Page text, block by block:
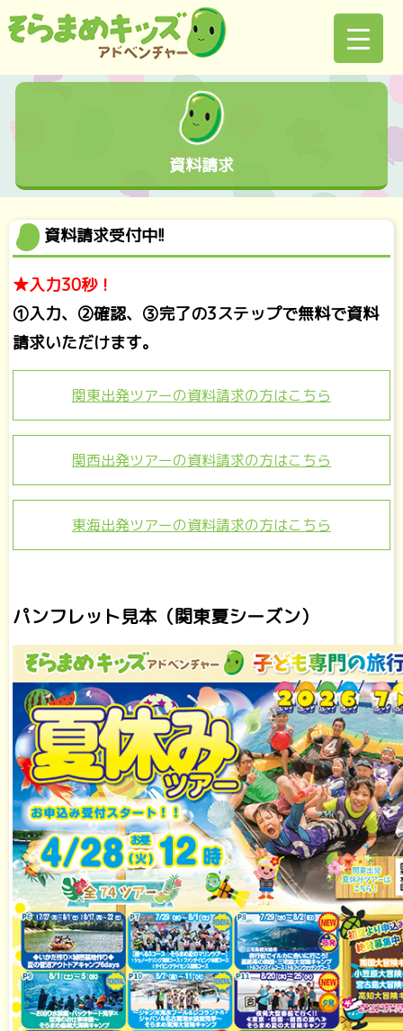
資料請求
資料請求受付中!!
★入力30秒！
①入力、②確認、③完了の3ステップで無料で資料
請求いただけます。
関東出発ツアーの資料請求の方はこちら
関西出発ツアーの資料請求の方はこちら
東海出発ツアーの資料請求の方はこちら
パンフレット見本（関東夏シーズン）